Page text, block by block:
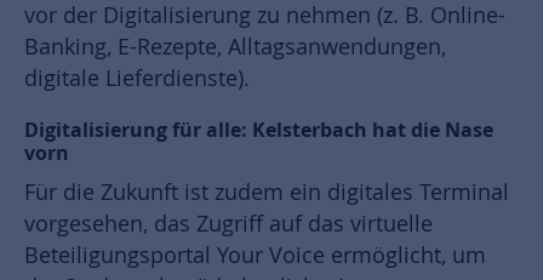
vor der Digitalisierung zu nehmen (z. B. Online-
Banking, E-Rezepte, Alltagsanwendungen,
digitale Lieferdienste).
Digitalisierung für alle: Kelsterbach hat die Nase
vorn
Für die Zukunft ist zudem ein digitales Terminal
vorgesehen, das Zugriff auf das virtuelle
Beteiligungsportal Your Voice ermöglicht, um